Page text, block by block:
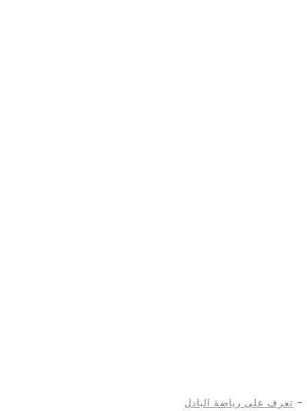
– تعرف على رياضة البادل